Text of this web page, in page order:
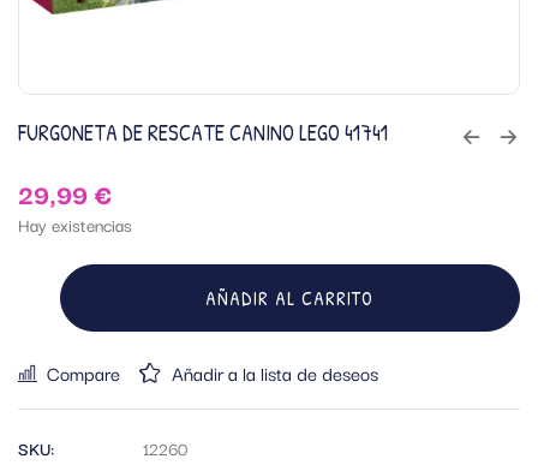
FURGONETA DE RESCATE CANINO LEGO 41741
29,99€
Hay existencias
AÑADIR AL CARRITO
Compare Añadir a la lista de deseos
SKU:
12260